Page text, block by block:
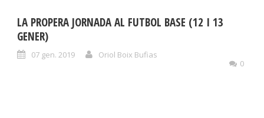
LA PROPERA JORNADA AL FUTBOL BASE (12 I 13
GENER)
07 gen. 2019
Oriol Boix Bufias
0